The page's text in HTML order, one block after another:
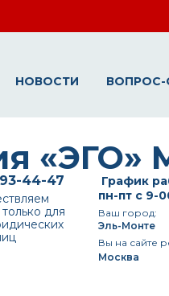
НОВОСТИ ВОПРОС-
График
пн-пт с 9-
Ваш город:
Эль-Монте
Вы на сайте
Москва
44-47
для